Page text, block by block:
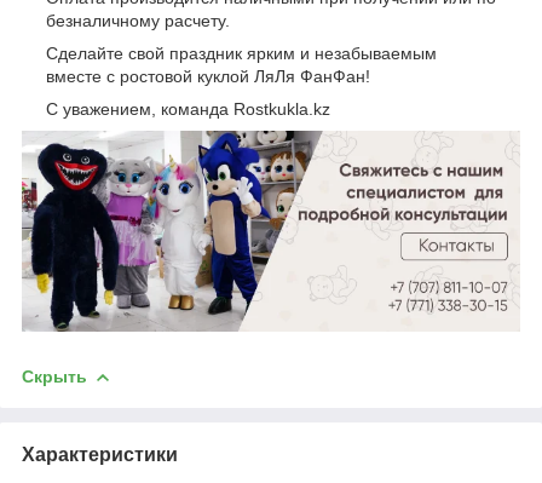
безналичному расчету.
Сделайте свой праздник ярким и незабываемым
вместе с ростовой куклой ЛяЛя ФанФан!
С уважением, команда Rostkukla.kz
Скрыть
Характеристики